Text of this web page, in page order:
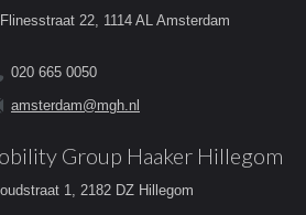
22, 1114 AL Amsterdam
020 665 0050
amsterdam@mgh.nl
Group Haaker Hillegom
1, 2182 DZ Hillegom